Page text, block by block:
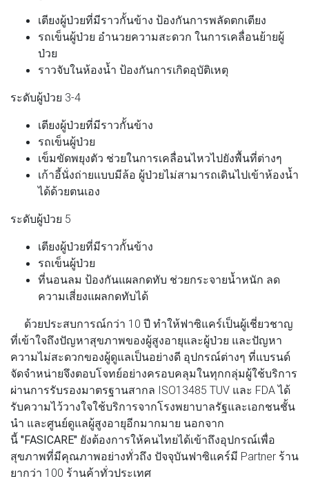
เตียงผู้ป่วยที่มีราวกั้นข้าง ป้องกันการพลัดตกเตียง
รถเข็นผู้ป่วย อำนวยความสะดวก ในการเคลื่อนย้ายผู้
ป่วย
ราวจับในห้องน้ำ ป้องกันการเกิดอุบัติเหตุ
ระดับผู้ป่วย 3-4
เตียงผู้ป่วยที่มีราวกั้นข้าง
รถเข็นผู้ป่วย
เข็มขัดพยุงตัว ช่วยในการเคลื่อนไหวไปยังพื้นที่ต่างๆ
เก้าอี้นั่งถ่ายแบบมีล้อ ผู้ป่วยไม่สามารถเดินไปเข้าห้องน้ำ
ได้ด้วยตนเอง
ระดับผู้ป่วย 5
เตียงผู้ป่วยที่มีราวกั้นข้าง
รถเข็นผู้ป่วย
ที่นอนลม ป้องกันแผลกดทับ ช่วยกระจายน้ำหนัก ลด
ความเสี่ยงแผลกดทับได้
ด้วยประสบการณ์กว่า 10 ปี ทำให้ฟาซิแคร์เป็นผู้เชี่ยวชาญ
ที่เข้าใจถึงปัญหาสุขภาพของผู้สูงอายุและผู้ป่วย และปัญหา
ความไม่สะดวกของผู้ดูแลเป็นอย่างดี อุปกรณ์ต่างๆ ที่แบรนด์
จัดจำหน่ายจึงตอบโจทย์อย่างครอบคลุมในทุกกลุ่มผู้ใช้บริการ
ผ่านการรับรองมาตรฐานสากล ISO13485 TUV และ FDA ได้
รับความไว้วางใจใช้บริการจากโรงพยาบาลรัฐและเอกชนชั้น
นำ และศูนย์ดูแลผู้สูงอายุอีกมากมาย นอกจาก
นี้ "FASICARE" ยังต้องการให้คนไทยได้เข้าถึงอุปกรณ์เพื่อ
สุขภาพที่มีคุณภาพอย่างทั่วถึง ปัจจุบันฟาซิแคร์มี Partner ร้าน
ยากว่า 100 ร้านค้าทั่วประเทศ